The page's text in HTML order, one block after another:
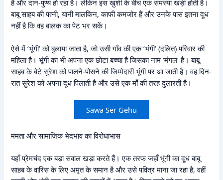
हैं और दान-पुण्य हो रहा है। लेकिन इस खुशी के बीच एक समस्या खड़ी होती है।
बाबू साहब की पत्नी, यानी मालकिन, काफी कमजोर हैं और उनके पास इतना दूध
नहीं है कि वह बालक का पेट भर सकें।
ऐसे में ‘भूंगी’ को बुलाया जाता है, जो उसी गाँव की एक ‘भंगी’ (दलित) परिवार की
महिला है। भूंगी का भी अपना एक छोटा बच्चा है जिसका नाम ‘मंगल’ है। बाबू
साहब के बेटे सुरेश को पालने-पोसने की जिम्मेदारी भूंगी पर आ जाती है। वह दिन-
रात सुरेश को अपना दूध पिलाती है और उसे एक माँ की तरह दुलारती है।
Sawa Ser Gehu
ममता और सामाजिक भेदभाव का विरोधाभास
यहाँ प्रेमचंद एक बड़ा सवाल खड़ा करते हैं। एक तरफ जहाँ भूंगी का दूध बाबू
साहब के वारिस के लिए अमृत के समान है और उसे पवित्र माना जा रहा है, वहीं